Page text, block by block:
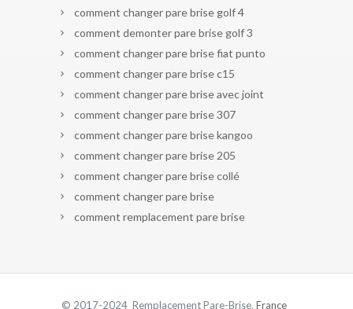
comment changer pare brise golf 4
comment demonter pare brise golf 3
comment changer pare brise fiat punto
comment changer pare brise c15
comment changer pare brise avec joint
comment changer pare brise 307
comment changer pare brise kangoo
comment changer pare brise 205
comment changer pare brise collé
comment changer pare brise
comment remplacement pare brise
© 2017-2024 Remplacement Pare-Brise. France